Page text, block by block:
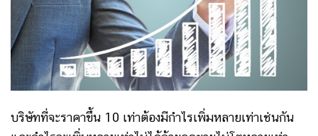
บริษัทที่จะราคาขึ้น 10 เท่าต้องมีกำไรเพิ่มหลายเท่าเช่นกัน